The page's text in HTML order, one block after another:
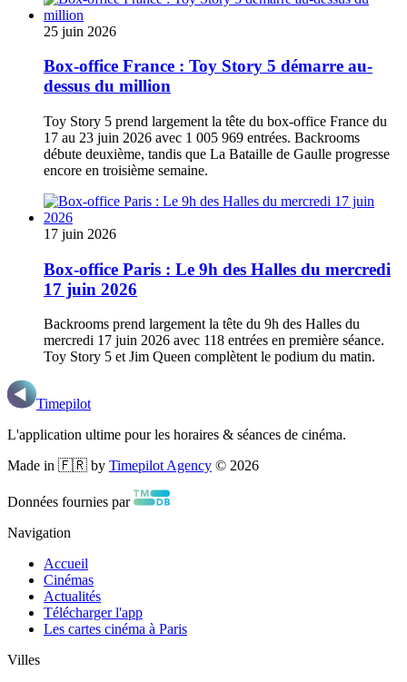
25 juin 2026
Box-office France : Toy Story 5 démarre au-
dessus du million
Toy Story 5 prend largement la tête du box-office France du
17 au 23 juin 2026 avec 1 005 969 entrées. Backrooms
débute deuxième, tandis que La Bataille de Gaulle progresse
encore en troisième semaine.
17 juin 2026
Box-office Paris : Le 9h des Halles du mercredi
17 juin 2026
Backrooms prend largement la tête du 9h des Halles du
mercredi 17 juin 2026 avec 118 entrées en première séance.
Toy Story 5 et Jim Queen complètent le podium du matin.
Timepilot
L'application ultime pour les horaires & séances de cinéma.
Made in 🇫🇷 by Timepilot Agency © 2026
Données fournies par
Navigation
Accueil
Cinémas
Actualités
Télécharger l'app
Les cartes cinéma à Paris
Villes